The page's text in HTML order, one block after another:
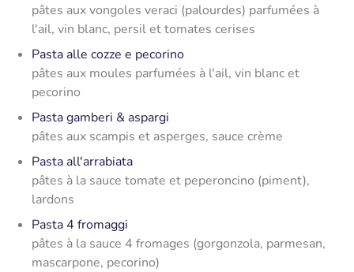
pâtes aux vongoles veraci (palourdes) parfumées à
l'ail, vin blanc, persil et tomates cerises
Pasta alle cozze e pecorino
pâtes aux moules parfumées à l'ail, vin blanc et
pecorino
Pasta gamberi & aspargi
pâtes aux scampis et asperges, sauce crème
Pasta all'arrabiata
pâtes à la sauce tomate et peperoncino (piment),
lardons
Pasta 4 fromaggi
pâtes à la sauce 4 fromages (gorgonzola, parmesan,
mascarpone, pecorino)